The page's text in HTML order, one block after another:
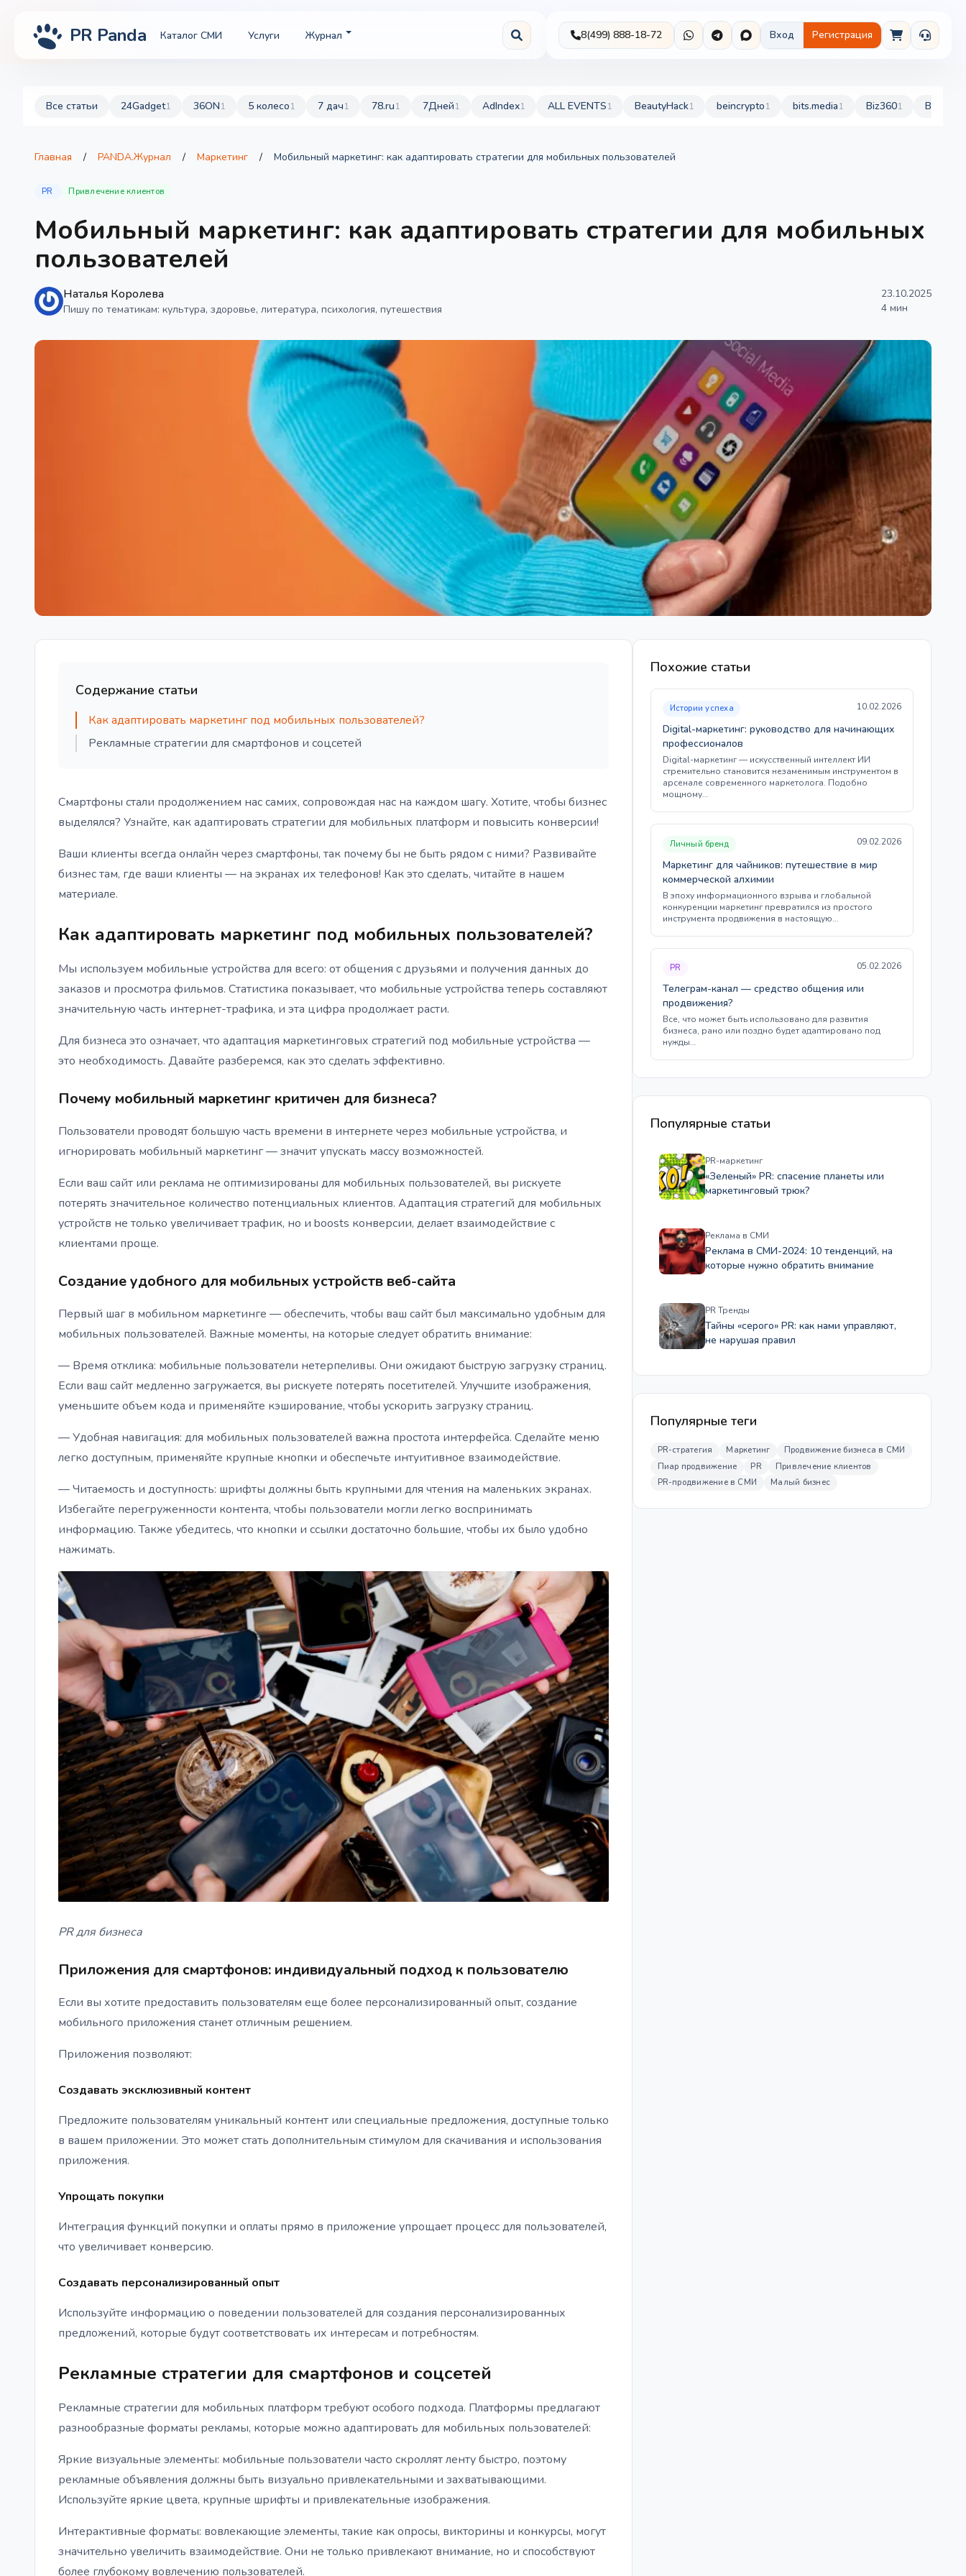
PR Panda Каталог СМИ Услуги Журнал 8(499) 888-18-72 Вход Регистрация
Все статьи 24Gadget1 36ON1 5 колесо1 7 дач1 78.ru1 7Дней1 AdIndex1 ALL EVENTS1 BeautyHack1 beincrypto1 bits.media1 Biz3601
Главная / PANDA.Журнал / Маркетинг / Мобильный маркетинг: как адаптировать стратегии для мобильных пользователей
PR Привлечение клиентов
Мобильный маркетинг: как адаптировать стратегии для мобильных
пользователей
Наталья Королева
Пишу по тематикам: культура, здоровье, литература, психология, путешествия
23.10.2025
4 мин
Содержание статьи
Как адаптировать маркетинг под мобильных пользователей?
Рекламные стратегии для смартфонов и соцсетей
Смартфоны стали продолжением нас самих, сопровождая нас на каждом шагу. Хотите, чтобы бизнес
выделялся? Узнайте, как адаптировать стратегии для мобильных платформ и повысить конверсии!
Ваши клиенты всегда онлайн через смартфоны, так почему бы не быть рядом с ними? Развивайте
бизнес там, где ваши клиенты — на экранах их телефонов! Как это сделать, читайте в нашем
материале.
Как адаптировать маркетинг под мобильных пользователей?
Мы используем мобильные устройства для всего: от общения с друзьями и получения данных до
заказов и просмотра фильмов. Статистика показывает, что мобильные устройства теперь составляют
значительную часть интернет-трафика, и эта цифра продолжает расти.
Для бизнеса это означает, что адаптация маркетинговых стратегий под мобильные устройства —
это необходимость. Давайте разберемся, как это сделать эффективно.
Почему мобильный маркетинг критичен для бизнеса?
Пользователи проводят большую часть времени в интернете через мобильные устройства, и
игнорировать мобильный маркетинг — значит упускать массу возможностей.
Если ваш сайт или реклама не оптимизированы для мобильных пользователей, вы рискуете
потерять значительное количество потенциальных клиентов. Адаптация стратегий для мобильных
устройств не только увеличивает трафик, но и boosts конверсии, делает взаимодействие с
клиентами проще.
Создание удобного для мобильных устройств веб-сайта
Первый шаг в мобильном маркетинге — обеспечить, чтобы ваш сайт был максимально удобным для
мобильных пользователей. Важные моменты, на которые следует обратить внимание:
— Время отклика: мобильные пользователи нетерпеливы. Они ожидают быструю загрузку страниц.
Если ваш сайт медленно загружается, вы рискуете потерять посетителей. Улучшите изображения,
уменьшите объем кода и применяйте кэширование, чтобы ускорить загрузку страниц.
— Удобная навигация: для мобильных пользователей важна простота интерфейса. Сделайте меню
легко доступным, применяйте крупные кнопки и обеспечьте интуитивное взаимодействие.
— Читаемость и доступность: шрифты должны быть крупными для чтения на маленьких экранах.
Избегайте перегруженности контента, чтобы пользователи могли легко воспринимать
информацию. Также убедитесь, что кнопки и ссылки достаточно большие, чтобы их было удобно
нажимать.
PR для бизнеса
Приложения для смартфонов: индивидуальный подход к пользователю
Если вы хотите предоставить пользователям еще более персонализированный опыт, создание
мобильного приложения станет отличным решением.
Приложения позволяют:
Создавать эксклюзивный контент
Предложите пользователям уникальный контент или специальные предложения, доступные только
в вашем приложении. Это может стать дополнительным стимулом для скачивания и использования
приложения.
Упрощать покупки
Интеграция функций покупки и оплаты прямо в приложение упрощает процесс для пользователей,
что увеличивает конверсию.
Создавать персонализированный опыт
Используйте информацию о поведении пользователей для создания персонализированных
предложений, которые будут соответствовать их интересам и потребностям.
Рекламные стратегии для смартфонов и соцсетей
Рекламные стратегии для мобильных платформ требуют особого подхода. Платформы предлагают
разнообразные форматы рекламы, которые можно адаптировать для мобильных пользователей:
Яркие визуальные элементы: мобильные пользователи часто скроллят ленту быстро, поэтому
рекламные объявления должны быть визуально привлекательными и захватывающими.
Используйте яркие цвета, крупные шрифты и привлекательные изображения.
Интерактивные форматы: вовлекающие элементы, такие как опросы, викторины и конкурсы, могут
значительно увеличить взаимодействие. Они не только привлекают внимание, но и способствуют
более глубокому вовлечению пользователей.
Похожие статьи
Истории успеха 10.02.2026
Digital-маркетинг: руководство для начинающих
профессионалов
Digital-маркетинг — искусственный интеллект ИИ
стремительно становится незаменимым инструментом в
арсенале современного маркетолога. Подобно
мощному…
Личный бренд 09.02.2026
Маркетинг для чайников: путешествие в мир
коммерческой алхимии
В эпоху информационного взрыва и глобальной
конкуренции маркетинг превратился из простого
инструмента продвижения в настоящую…
PR 05.02.2026
Телеграм-канал — средство общения или
продвижения?
Все, что может быть использовано для развития
бизнеса, рано или поздно будет адаптировано под
нужды…
Популярные статьи
PR-маркетинг
«Зеленый» PR: спасение планеты или
маркетинговый трюк?
Реклама в СМИ
Реклама в СМИ-2024: 10 тенденций, на
которые нужно обратить внимание
PR Тренды
Тайны «серого» PR: как нами управляют,
не нарушая правил
Популярные теги
PR-стратегия Маркетинг
Продвижение бизнеса в СМИ
Пиар продвижение
PR
Привлечение клиентов
PR-продвижение в СМИ
Малый бизнес